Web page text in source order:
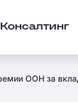
Консалтинг
ООН за